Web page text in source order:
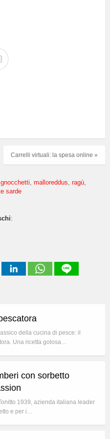
Carrelli virtuali: la spesa online »
gnocchetti malloreddus ragù
sarde
:
della cucina di pesce: il
Una ricetta golosa…
con sorbetto
1939, azienda italiana leader
e per i…